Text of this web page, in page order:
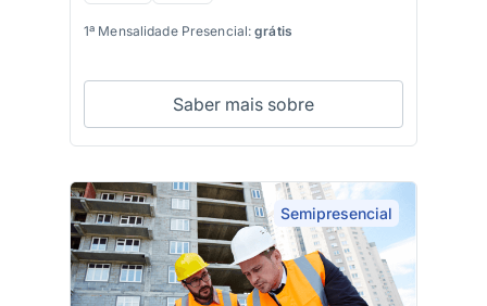
1ª Mensalidade Presencial:grátis
Saber mais sobre
Semipresencial